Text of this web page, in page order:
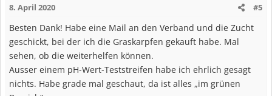
8. April 2020 #5
Besten Dank! Habe eine Mail an den Verband und die Zucht
geschickt, bei der ich die Graskarpfen gekauft habe. Mal
sehen, ob die weiterhelfen können.
Ausser einem pH-Wert-Teststreifen habe ich ehrlich gesagt
nichts. Habe grade mal geschaut, da ist alles „im grünen